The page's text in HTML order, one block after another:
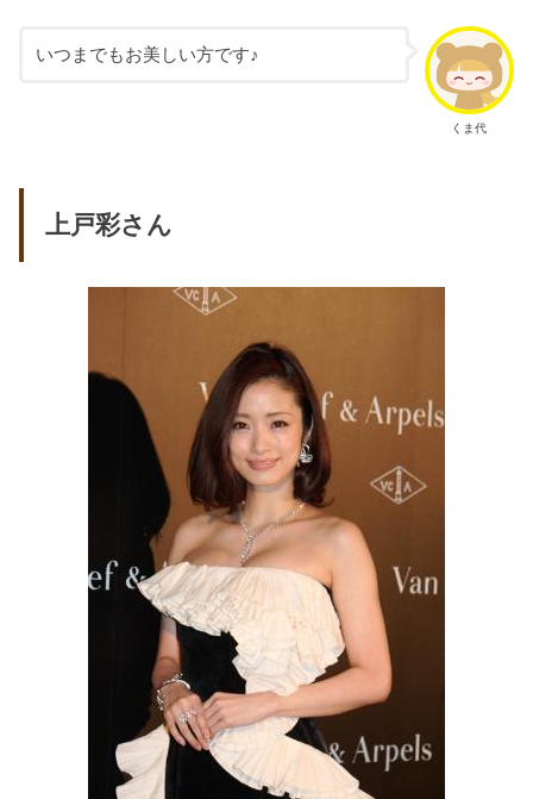
くま代
いつまでもお美しい方です♪
上戸彩さん